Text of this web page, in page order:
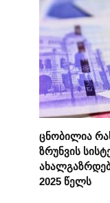
ცნობილია
ზრუნვის
2025 წელს